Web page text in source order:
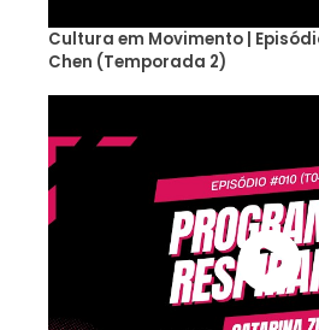
Cultura em Movimento |
Chen (Temporada 2)